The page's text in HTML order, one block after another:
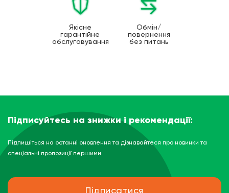
Якісне
гарантійне
обслуговування
Обмін/
повернення
без питань
Підписуйтесь на знижки і рекомендації:
Підпишіться на останні оновлення та дізнавайтеся про новинки та
спеціальні пропозиції першими
Підписатися